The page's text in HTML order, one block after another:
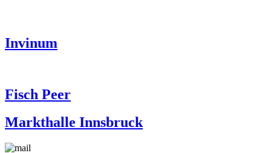
Invinum
Fisch Peer
Markthalle Innsbruck